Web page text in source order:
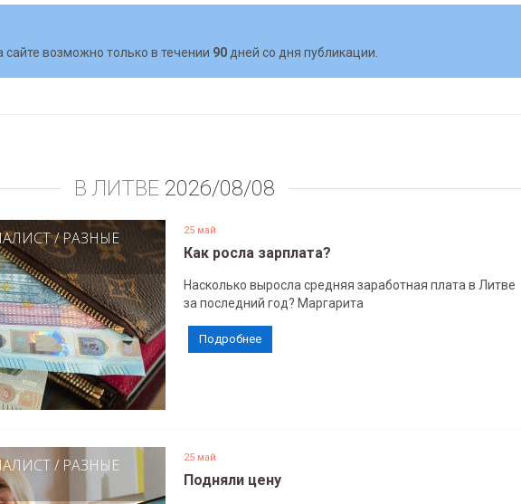
возможно только в течении 90 дней со дня публикации.
В ЛИТВЕ 2026/08/08
/РАЗНЫЕ
25 май
Как росла зарплата?
Насколько выросла средняя заработная плата в Литве
за последний год? Маргарита
Подробнее
/ РАЗНЫЕ
25 май
Подняли цену